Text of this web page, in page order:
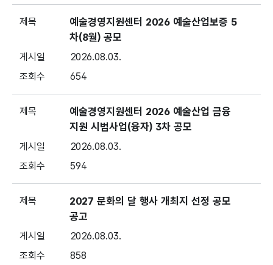
예술경영지원센터 2026 예술산업보증 5
차(8월) 공모
2026.08.03.
654
예술경영지원센터 2026 예술산업 금융
지원 시범사업(융자) 3차 공모
2026.08.03.
594
2027 문화의 달 행사 개최지 선정 공모
공고
2026.08.03.
858